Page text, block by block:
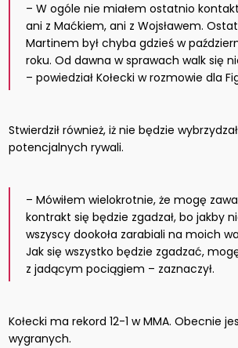
– W ogóle nie miałem ostatnio
ani z Maćkiem, ani z Wojsławem.
Martinem był chyba gdzieś w
roku. Od dawna w sprawach walk się
– powiedział Kołecki w rozmowie dla
Stwierdził również, iż nie będzie
potencjalnych rywali.
– Mówiłem wielokrotnie, że mogę
kontrakt się będzie zgadzał, bo jakby
wszyscy dookoła zarabiali na moich
Jak się wszystko będzie zgadzać,
z jadącym pociągiem – zaznaczył.
Kołecki ma rekord 12-1 w MMA. Obecnie
wygranych.